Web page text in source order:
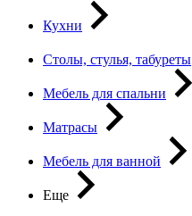
Кухни
Столы, стулья, табуреты
Мебель для спальни
Матрасы
Мебель для ванной
Еще